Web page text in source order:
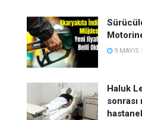
9 MAYIS
Haluk
sonrası